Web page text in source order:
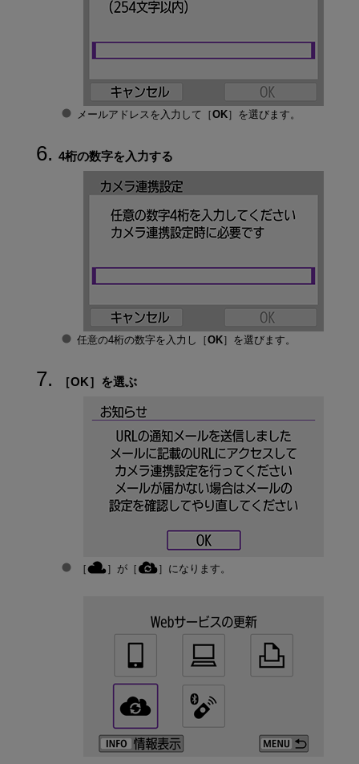
メールアドレスを入力して［OK］を選びます。
4桁の数字を入力する
任意の4桁の数字を入力し［OK］を選びます。
［OK］を選ぶ
［ ］が［ ］になります。